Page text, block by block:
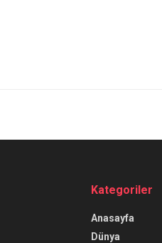
Kategoriler
Anasayfa
Dünya